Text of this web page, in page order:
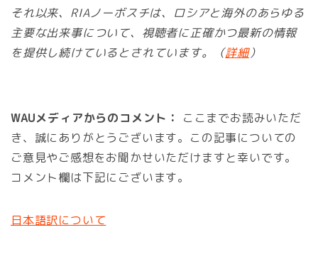
それ以来、RIAノーボスチは、ロシアと海外のあらゆる
主要な出来事について、視聴者に正確かつ最新の情報
を提供し続けているとされています。（詳細）
WAUメディアからのコメント：
ここまでお読みいただ
き、誠にありがとうございます。この記事についての
ご意見やご感想をお聞かせいただけますと幸いです。
コメント欄は下記にございます。
日本語訳について